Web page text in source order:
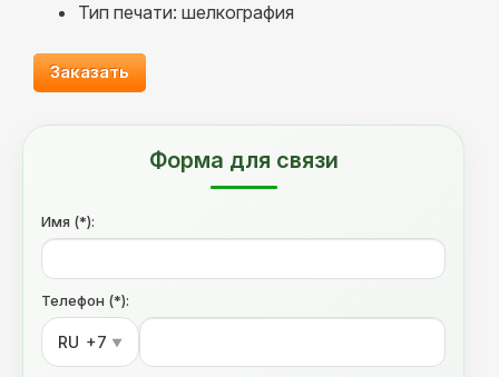
Тип печати: шелкография
Заказать
Форма для связи
Имя (*):
Телефон (*):
RU +7 ▼